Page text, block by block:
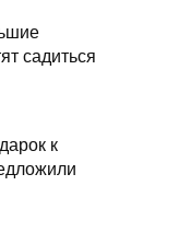
садиться
к